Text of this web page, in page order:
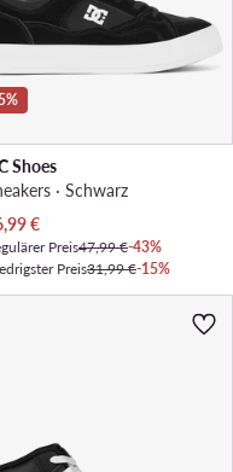
Shoes
· Schwarz
Preis
€
Preis47,99 €-43%
Preis31,99 €-15%